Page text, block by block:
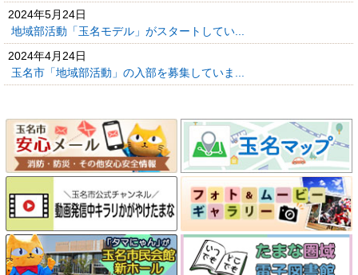
2024年5月24日
地域部活動「玉名モデル」がスタートしてい...
2024年4月24日
玉名市「地域部活動」の入部を募集していま...